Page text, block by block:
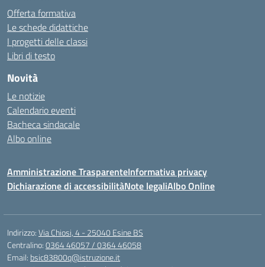
Offerta formativa
Le schede didattiche
I progetti delle classi
Libri di testo
Novità
Le notizie
Calendario eventi
Bacheca sindacale
Albo online
Amministrazione TrasparenteInformativa privacy
Dichiarazione di accessibilitàNote legaliAlbo Online
Indirizzo:Via Chiosi, 4 - 25040 Esine BS
Centralino:0364 46057 / 0364 46058
Email: bsic83800q@istruzione.it